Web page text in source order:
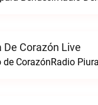
De Corazón Live
de CorazónRadio